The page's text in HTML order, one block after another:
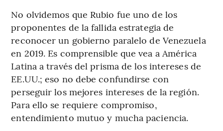
No olvidemos que Rubio fue uno de los
proponentes de la fallida estrategia de
reconocer un gobierno paralelo de Venezuela
en 2019. Es comprensible que vea a América
Latina a través del prisma de los intereses de
EE.UU.; eso no debe confundirse con
perseguir los mejores intereses de la región.
Para ello se requiere compromiso,
entendimiento mutuo y mucha paciencia.